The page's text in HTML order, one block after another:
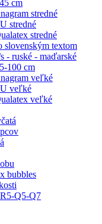
cm
stredné
stredné
stredné
slovenským textom
- ruské - maďarské
100 cm
veľké
veľké
veľké
bubbles
Q5-Q7